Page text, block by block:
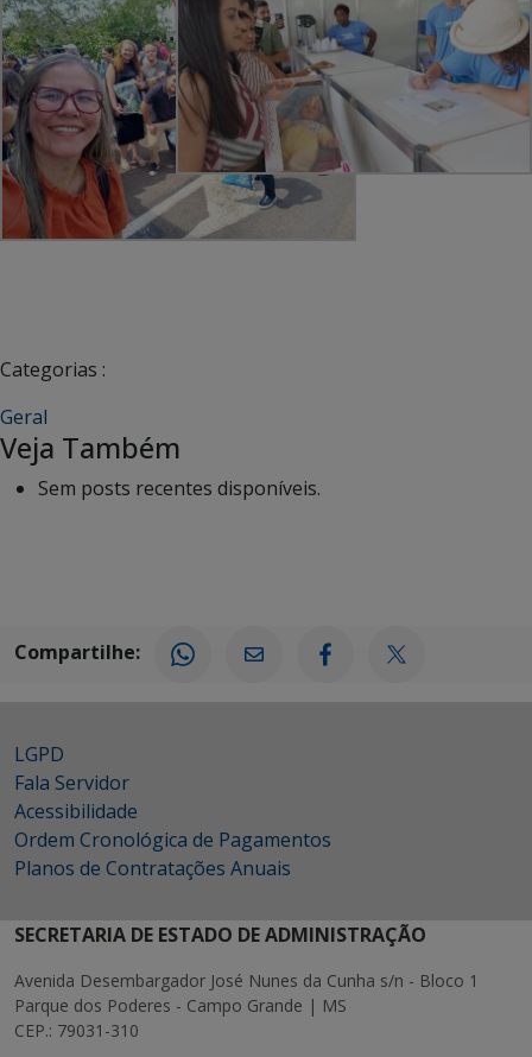
Categorias :
Geral
Veja Também
Sem posts recentes disponíveis.
Compartilhe:
LGPD
Fala Servidor
Acessibilidade
Ordem Cronológica de Pagamentos
Planos de Contratações Anuais
SECRETARIA DE ESTADO DE ADMINISTRAÇÃO
Avenida Desembargador José Nunes da Cunha s/n - Bloco 1
Parque dos Poderes - Campo Grande | MS
CEP.: 79031-310